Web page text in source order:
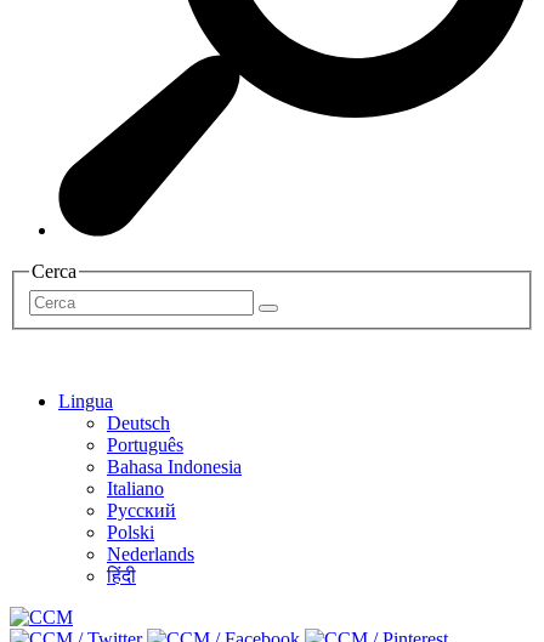
Cerca
Lingua
Deutsch
Português
Bahasa Indonesia
Italiano
Русский
Polski
Nederlands
हिंदी